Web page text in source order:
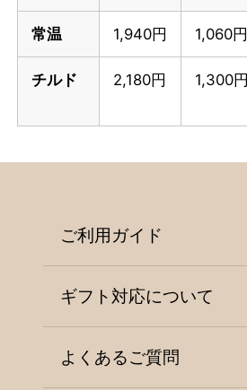
常温 1,940円 1,060円
チルド 2,180円 1,300円
ご利用ガイド
ギフト対応について
よくあるご質問